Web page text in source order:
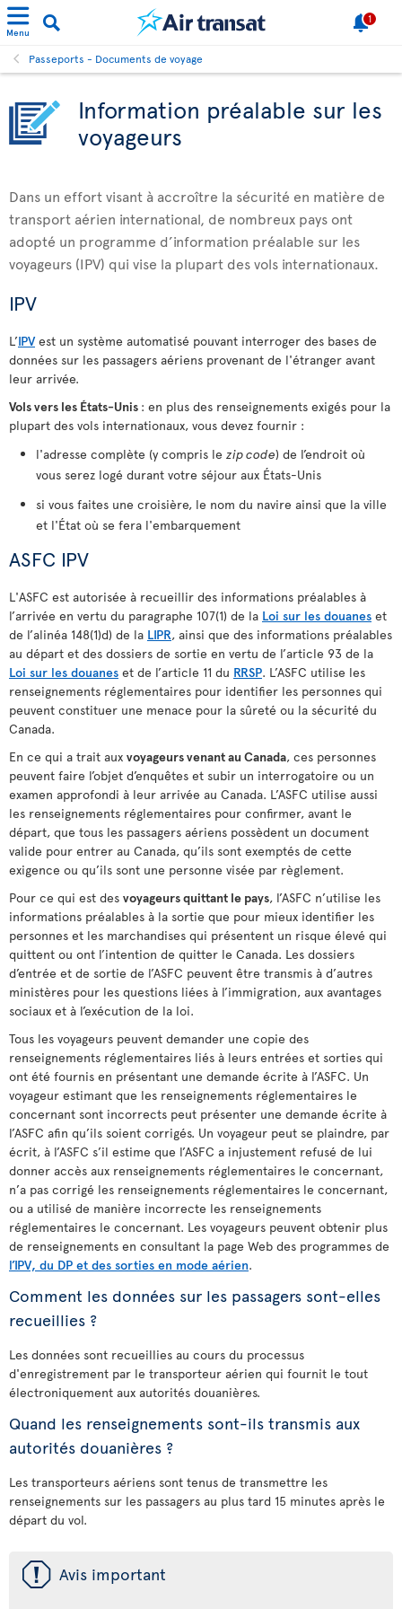
Menu
1
Passeports - Documents de voyage
Information préalable sur les
voyageurs
Dans un effort visant à accroître la sécurité en matière de
transport aérien international, de nombreux pays ont
adopté un programme d’information préalable sur les
voyageurs (IPV) qui vise la plupart des vols internationaux.
IPV
L’IPVest un système automatisé pouvant interroger des bases de
données sur les passagers aériens provenant de l'étranger avant
leur arrivée.
Vols vers les États-Unis : en plus des renseignements exigés pour la
plupart des vols internationaux, vous devez fournir :
l'adresse complète (y compris le zip code) de l’endroit où
vous serez logé durant votre séjour aux États-Unis
si vous faites une croisière, le nom du navire ainsi que la ville
et l'État où se fera l'embarquement
ASFC IPV
L'ASFC est autorisée à recueillir des informations préalables à
l’arrivée en vertu du paragraphe 107(1) de la Loi sur les douanes et
de l’alinéa 148(1)d) de la LIPR, ainsi que des informations préalables
au départ et des dossiers de sortie en vertu de l’article 93 de la
Loi sur les douanes et de l’article 11 du RRSP. L’ASFC utilise les
renseignements réglementaires pour identifier les personnes qui
peuvent constituer une menace pour la sûreté ou la sécurité du
Canada.
En ce qui a trait aux voyageurs venant au Canada, ces personnes
peuvent faire l’objet d’enquêtes et subir un interrogatoire ou un
examen approfondi à leur arrivée au Canada. L’ASFC utilise aussi
les renseignements réglementaires pour confirmer, avant le
départ, que tous les passagers aériens possèdent un document
valide pour entrer au Canada, qu’ils sont exemptés de cette
exigence ou qu’ils sont une personne visée par règlement.
Pour ce qui est des voyageurs quittant le pays, l’ASFC n’utilise les
informations préalables à la sortie que pour mieux identifier les
personnes et les marchandises qui présentent un risque élevé qui
quittent ou ont l’intention de quitter le Canada. Les dossiers
d’entrée et de sortie de l’ASFC peuvent être transmis à d’autres
ministères pour les questions liées à l’immigration, aux avantages
sociaux et à l’exécution de la loi.
Tous les voyageurs peuvent demander une copie des
renseignements réglementaires liés à leurs entrées et sorties qui
ont été fournis en présentant une demande écrite à l’ASFC. Un
voyageur estimant que les renseignements réglementaires le
concernant sont incorrects peut présenter une demande écrite à
l’ASFC afin qu’ils soient corrigés. Un voyageur peut se plaindre, par
écrit, à l’ASFC s’il estime que l’ASFC a injustement refusé de lui
donner accès aux renseignements réglementaires le concernant,
n’a pas corrigé les renseignements réglementaires le concernant,
ou a utilisé de manière incorrecte les renseignements
réglementaires le concernant. Les voyageurs peuvent obtenir plus
de renseignements en consultant la page Web des programmes de
l’IPV, du DP et des sorties en mode aérien.
Comment les données sur les passagers sont-elles
recueillies ?
Les données sont recueillies au cours du processus
d'enregistrement par le transporteur aérien qui fournit le tout
électroniquement aux autorités douanières.
Quand les renseignements sont-ils transmis aux
autorités douanières ?
Les transporteurs aériens sont tenus de transmettre les
renseignements sur les passagers au plus tard 15 minutes après le
départ du vol.
ü Avis important